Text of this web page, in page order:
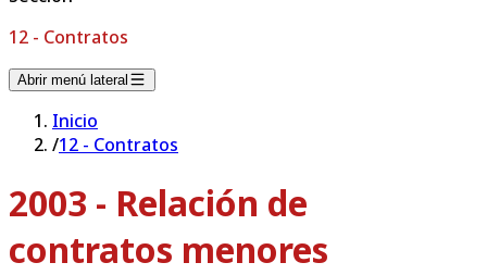
12 - Contratos
Abrir menú lateral
Inicio
/12 - Contratos
2003 - Relación de
contratos menores